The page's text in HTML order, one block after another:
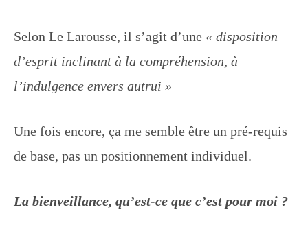
Selon Le Larousse, il s’agit d’une « disposition
d’esprit inclinant à la compréhension, à
l’indulgence envers autrui »
Une fois encore, ça me semble être un pré-requis
de base, pas un positionnement individuel.
La bienveillance, qu’est-ce que c’est pour moi ?